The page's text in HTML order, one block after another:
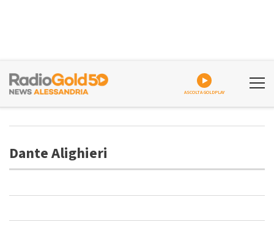
ASCOLTA GOLDPLAY
Dante Alighieri